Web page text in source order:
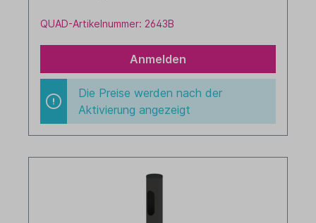
QUAD-Artikelnummer: 2643B
Anmelden
Die Preise werden nach der
Aktivierung angezeigt